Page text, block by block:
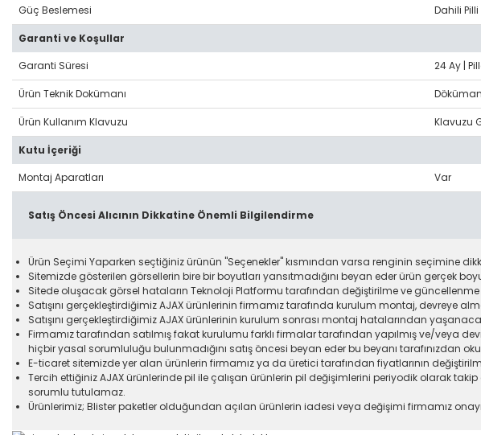
Güç Beslemesi Dahili Pilli
Garanti ve Koşullar
Garanti Süresi
24 Ay |
Ürün Teknik Dokümanı
Ürün Kullanım Klavuzu Klavuzu
Kutu İçeriği
Montaj Aparatları
Var
Satış Öncesi Alıcının Dikkatine Önemli Bilgilendirme
Ürün Seçimi Yaparken seçtiğiniz ürünün "Seçenekler" kısmından varsa renginin seçimine
Sitemizde gösterilen görsellerin bire bir boyutları yansıtmadığını beyan eder ürün gerçek
Sitede oluşacak görsel hataların Teknoloji Platformu tarafından değiştirilme ve güncellenme
Satışını gerçekleştirdiğimiz AJAX ürünlerinin firmamız tarafında kurulum montaj, devreye
Satışını gerçekleştirdiğimiz AJAX ürünlerinin kurulum sonrası montaj hatalarından
Firmamız tarafından satılmış fakat kurulumu farklı firmalar tarafından yapılmış ve/veya
hiçbir yasal sorumluluğu bulunmadığını satış öncesi beyan eder bu beyanı tarafınızdan
E-ticaret sitemizde yer alan ürünlerin firmamız ya da üretici tarafından fiyatlarının
Tercih ettiğiniz AJAX ürünlerinde pil ile çalışan ürünlerin pil değişimlerini periyodik olarak
sorumlu tutulamaz.
Ürünlerimiz; Blister paketler olduğundan açılan ürünlerin iadesi veya değişimi firmamız